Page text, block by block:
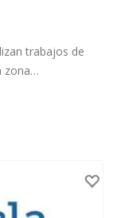
trabajos de
zona…